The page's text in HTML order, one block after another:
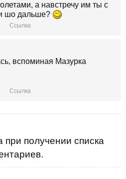
а навстречу им ты с
шо дальше?
Ссылка
вспоминая Мазурка
Ссылка
получении списка